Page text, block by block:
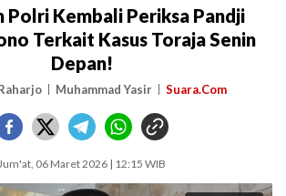
Polri Kembali Periksa Pandji
Terkait Kasus Toraja Senin
Depan!
Muhammad Yasir Suara.Com
06 Maret 2026 | 12:15 WIB